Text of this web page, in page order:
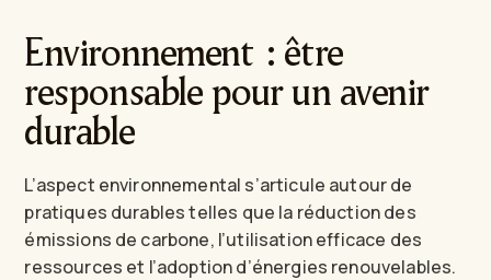
Environnement : être
responsable pour un avenir
durable
L’aspect environnemental s’articule autour de
pratiques durables telles que la réduction des
émissions de carbone, l’utilisation efficace des
ressources et l’adoption d’énergies renouvelables.